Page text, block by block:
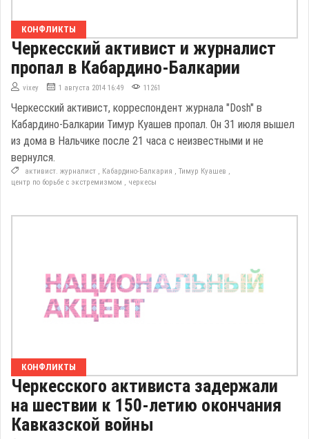
КОНФЛИКТЫ
Черкесский активист и журналист
пропал в Кабардино-Балкарии
vixey 1 августа 2014 16:49 11261
Черкесский активист, корреспондент журнала "Dosh" в
Кабардино-Балкарии Тимур Куашев пропал. Он 31 июля вышел
из дома в Нальчике после 21 часа с неизвестными и не
вернулся.
активист. журналист , Кабардино-Балкария , Тимур Куашев ,
центр по борьбе с экстремизмом , черкесы
КОНФЛИКТЫ
Черкесского активиста задержали
на шествии к 150-летию окончания
Кавказской войны